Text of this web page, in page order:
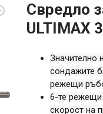
Свредло
ULTIMAX
Значително
сондажите
режещи
6-те режещи
скорост на